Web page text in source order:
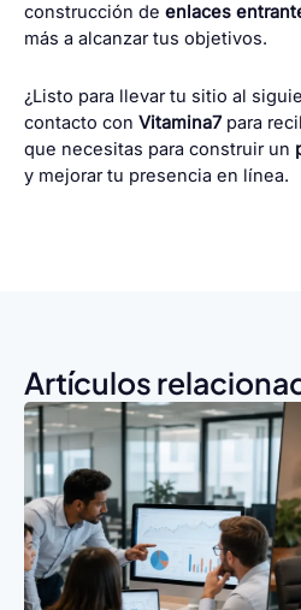
construcción de enlaces
más a alcanzar tus objetivos.
¿Listo para llevar tu sitio al
contacto con Vitamina7para
que necesitas para construir un
y mejorar tu presencia en línea.
Artículos